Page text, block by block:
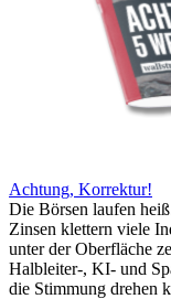
Achtung, Korrektur!
Die Börsen laufen
Zinsen klettern viele
unter der Oberfläche
Halbleiter-, KI- und
die Stimmung drehen